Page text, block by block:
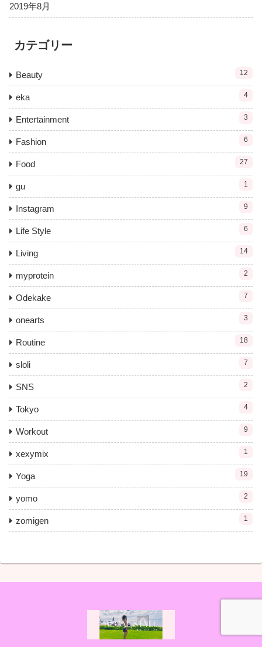
2019年8月
カテゴリー
Beauty 12
eka 4
Entertainment 3
Fashion 6
Food 27
gu 1
Instagram 9
Life Style 6
Living 14
myprotein 2
Odekake 7
onearts 3
Routine 18
sloli 7
SNS 2
Tokyo 4
Workout 9
xexymix 1
Yoga 19
yomo 2
zomigen 1